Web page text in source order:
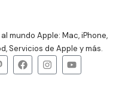
mundo Apple: Mac, iPhone,
Servicios de Apple y más.